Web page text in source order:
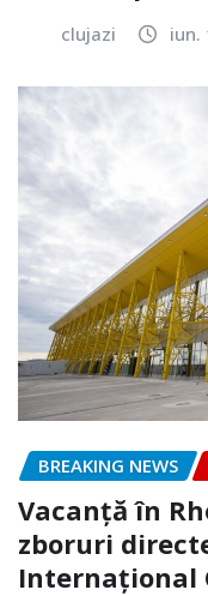
clujazi iun.
BREAKING NEWS
Vacanță în
zboruri
Internațional